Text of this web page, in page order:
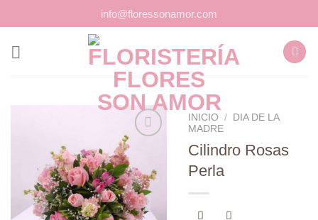
al
contenido
info@floressonamor.com
Añadir
a la
lista de
deseos
INICIO /
DIA DE LA
MADRE
Cilindro Rosas
Perla